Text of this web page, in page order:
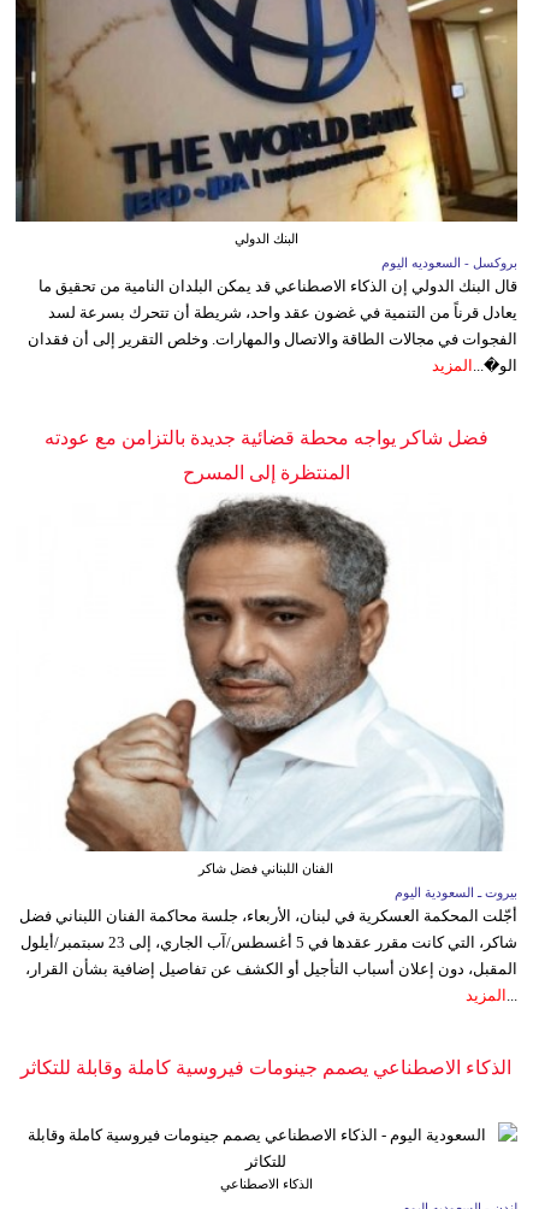
البنك الدولي
بروكسل - السعوديه اليوم
قال البنك الدولي إن الذكاء الاصطناعي قد يمكن البلدان النامية من تحقيق ما
يعادل قرناً من التنمية في غضون عقد واحد، شريطة أن تتحرك بسرعة لسد
الفجوات في مجالات الطاقة والاتصال والمهارات. وخلص التقرير إلى أن فقدان
الو�...
المزيد
فضل شاكر يواجه محطة قضائية جديدة بالتزامن مع عودته
المنتظرة إلى المسرح
الفنان اللبناني فضل شاكر
بيروت ـ السعودية اليوم
أجّلت المحكمة العسكرية في لبنان، الأربعاء، جلسة محاكمة الفنان اللبناني فضل
شاكر، التي كانت مقرر عقدها في 5 أغسطس/آب الجاري، إلى 23 سبتمبر/أيلول
المقبل، دون إعلان أسباب التأجيل أو الكشف عن تفاصيل إضافية بشأن القرار،
المزيد
الذكاء الاصطناعي يصمم جينومات فيروسية كاملة وقابلة للتكاثر
الذكاء الاصطناعي